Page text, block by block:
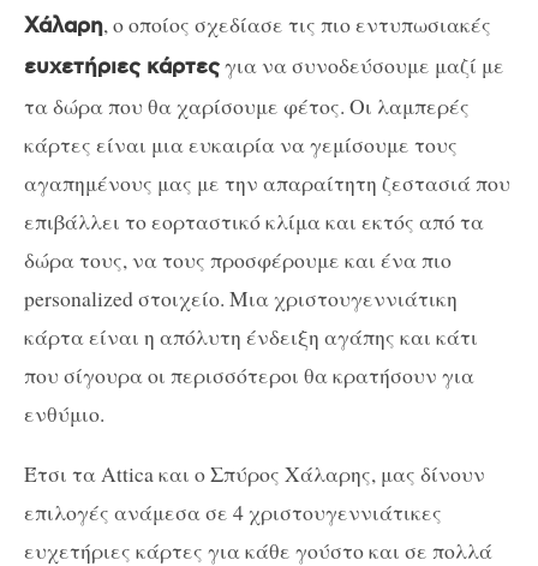
Χάλαρη, ο οποίος σχεδίασε τις πιο εντυπωσιακές
ευχετήριες κάρτεςγια να συνοδεύσουμε μαζί με
τα δώρα που θα χαρίσουμε φέτος. Οι λαμπερές
κάρτες είναι μια ευκαιρία να γεμίσουμε τους
αγαπημένους μας με την απαραίτητη ζεστασιά που
επιβάλλει το εορταστικό κλίμα και εκτός από τα
δώρα τους, να τους προσφέρουμε και ένα πιο
personalized στοιχείο. Μια χριστουγεννιάτικη
κάρτα είναι η απόλυτη ένδειξη αγάπης και κάτι
που σίγουρα οι περισσότεροι θα κρατήσουν για
ενθύμιο.
Έτσι τα Attica και ο Σπύρος Χάλαρης, μας δίνουν
επιλογές ανάμεσα σε 4 χριστουγεννιάτικες
ευχετήριες κάρτες για κάθε γούστο και σε πολλά